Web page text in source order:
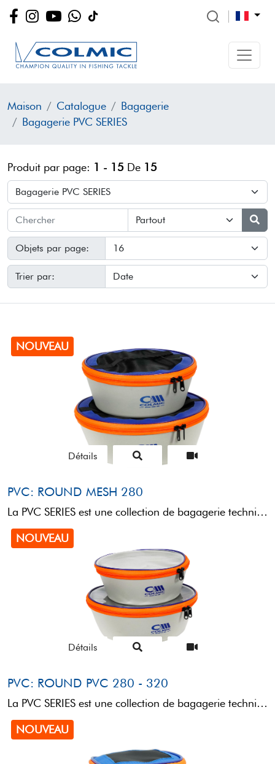
Maison Catalogue
Bagagerie
Bagagerie PVC SERIES
Produit par page: 1 - 15 De 15
Objets par page:
Trier par:
Détails
NOUVEAU
PVC: ROUND MESH 280
La PVC SERIES est une collection de bagagerie technique conçue pour le transport et le rangement de ...
Détails
NOUVEAU
PVC: ROUND PVC 280 - 320
La PVC SERIES est une collection de bagagerie technique conçue pour le transport et le rangement de ...
NOUVEAU